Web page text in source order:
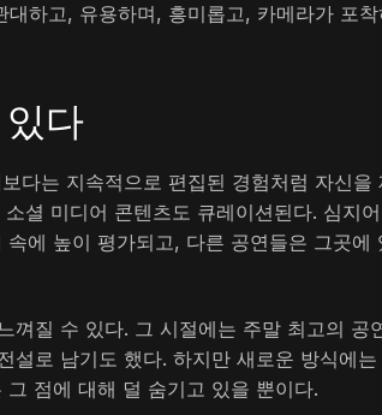
하고, 유용하며, 흥미롭고, 카메라가 포
다
다는 지속적으로 편집된 경험처럼 자신을
셜 미디어 콘텐츠도 큐레이션된다. 심지어
에 높이 평가되고, 다른 공연들은 그곳에
껴질 수 있다. 그 시절에는 주말 최고의 공
설로 남기도 했다. 하지만 새로운 방식에는
점에 대해 덜 숨기고 있을 뿐이다.